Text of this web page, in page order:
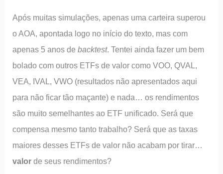
Após muitas simulações, apenas uma carteira superou
o AOA, apontada logo no início do texto, mas com
apenas 5 anos debacktest. Tentei ainda fazer um bem
bolado com outros ETFs de valor como VOO, QVAL,
VEA, IVAL, VWO (resultados não apresentados aqui
para não ficar tão maçante) e nada… os rendimentos
são muito semelhantes ao ETF unificado. Será que
compensa mesmo tanto trabalho? Será que as taxas
maiores desses ETFs de valor não acabam por tirar…
valorde seus rendimentos?